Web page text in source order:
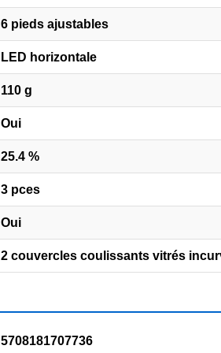
6 pieds ajustables
LED horizontale
110 g
Oui
25.4 %
3 pces
Oui
2 couvercles coulissants vitrés
5708181707736